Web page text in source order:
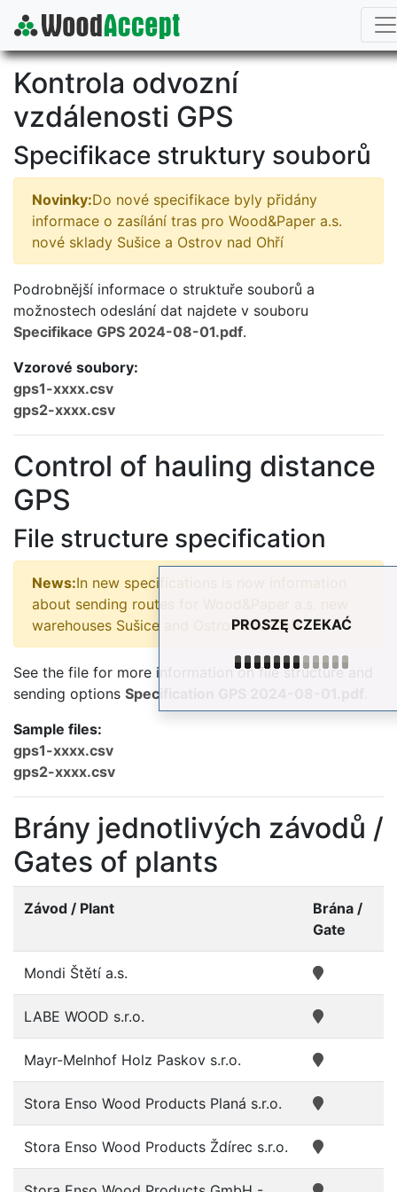
PROSZĘ CZEKAĆ
Kontrola odvozní
vzdálenosti GPS
Specifikace struktury souborů
Novinky:Do nové specifikace byly přidány
informace o zasílání tras pro Wood&Paper a.s.
nové sklady Sušice a Ostrov nad Ohří
Podrobnější informace o struktuře souborů a
možnostech odeslání dat najdete v souboru
Specifikace GPS 2024-08-01.pdf.
Vzorové soubory:
gps1-xxxx.csv
gps2-xxxx.csv
Control of hauling distance
GPS
File structure specification
News:In new specifications is now information
about sending routes for Wood&Paper a.s. new
warehouses Sušice and Ostrov nad Ohří
See the file for more information on file structure and
sending options Specification GPS 2024-08-01.pdf
Sample files:
gps1-xxxx.csv
gps2-xxxx.csv
Brány jednotlivých závodů /
Gates of plants
Závod / Plant
Brána /
Gate
Mondi Štětí a.s.
LABE WOOD s.r.o.
Mayr-Melnhof Holz Paskov s.r.o.
Stora Enso Wood Products Planá s.r.o.
Stora Enso Wood Products Ždírec s.r.o.